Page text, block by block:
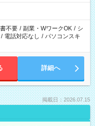
不要 / 副業・WワークOK / シ
/ 電話対応なし / パソコンスキ
詳細へ
掲載日：2026.07.15